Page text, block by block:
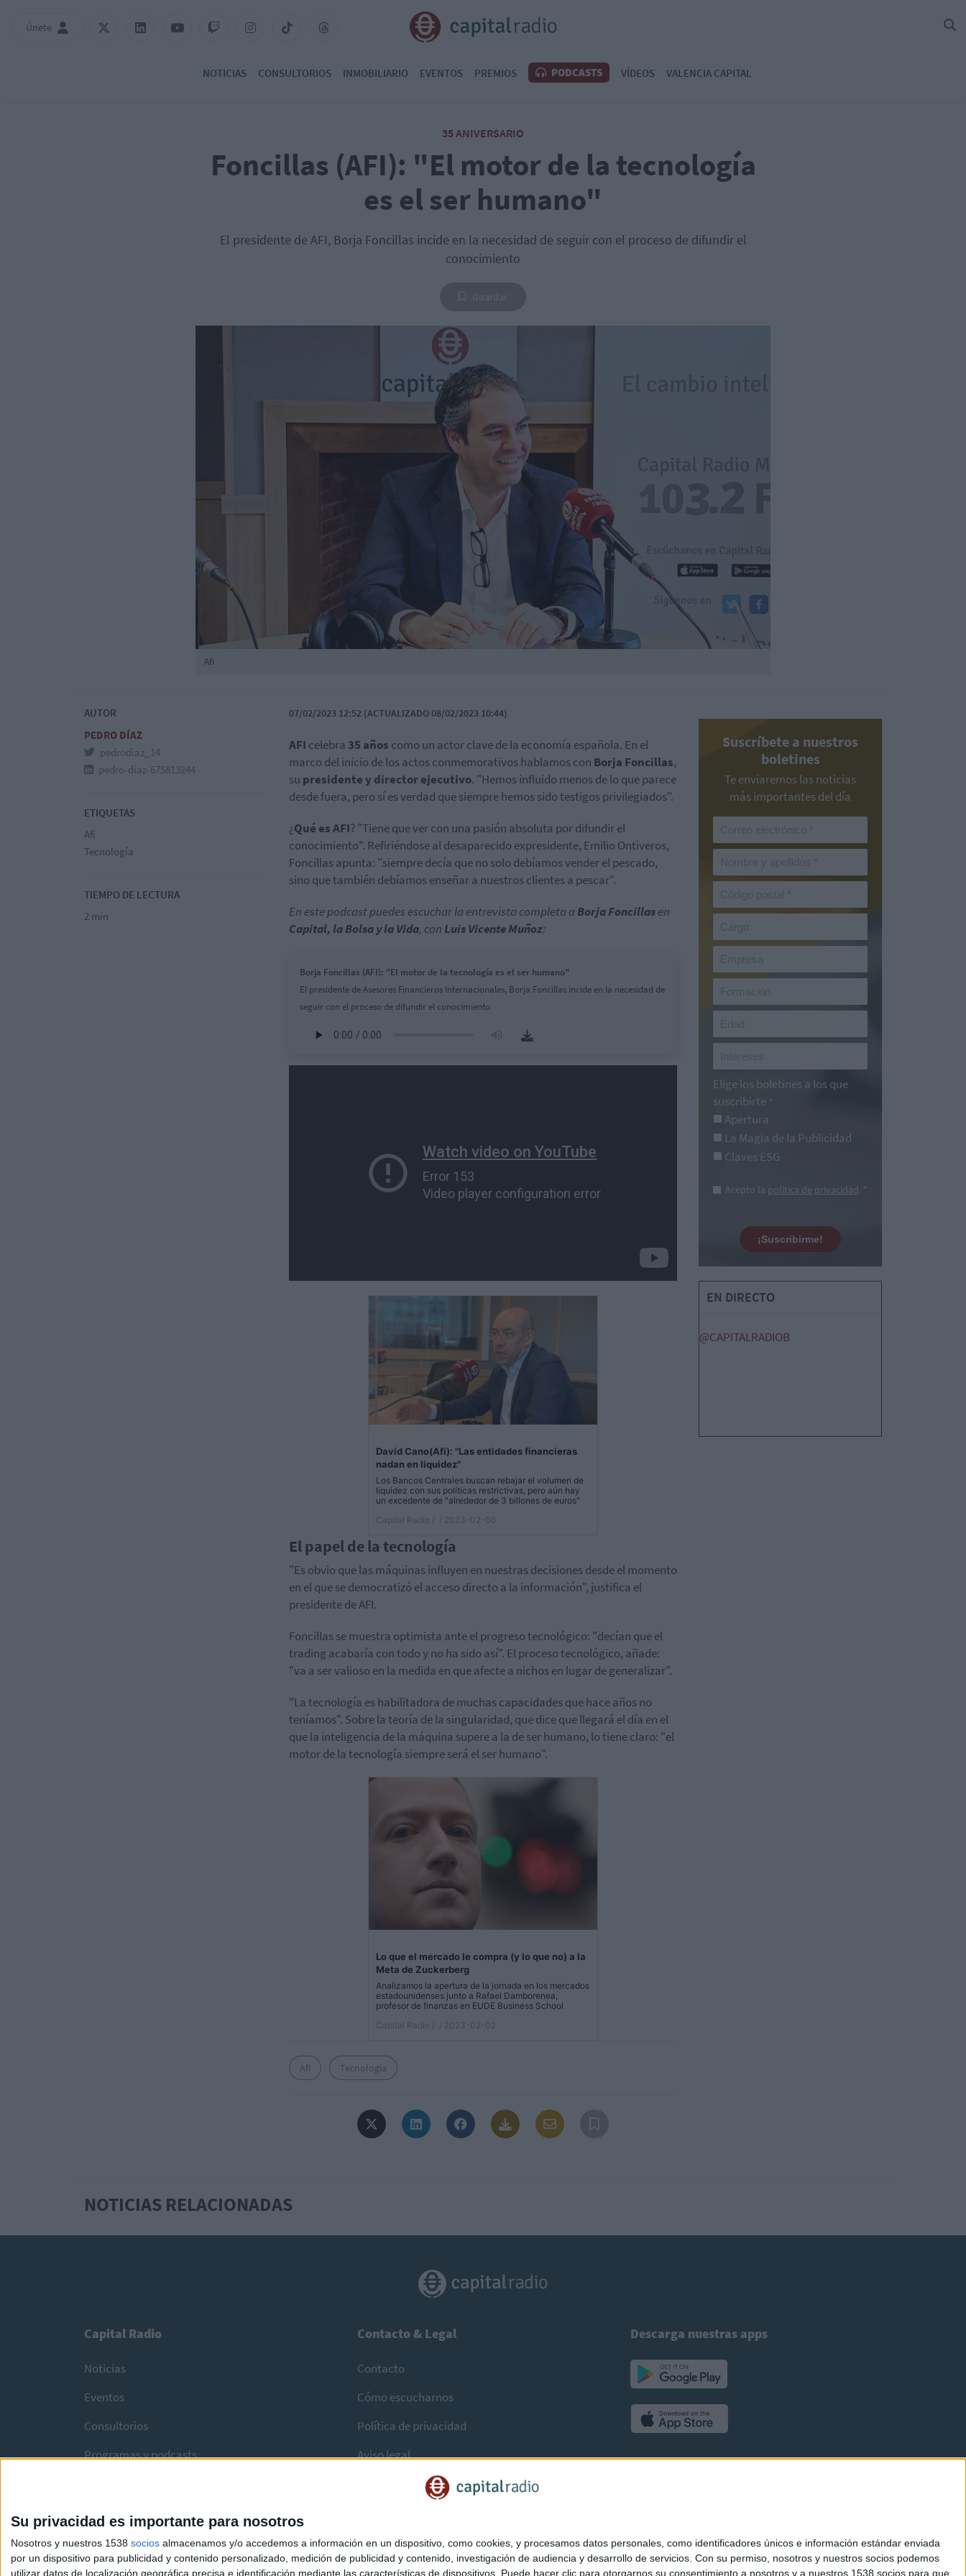
Su privacidad es importante para nosotros
Nosotros y nuestros 1538 socios almacenamos y/o accedemos a información en un dispositivo, como cookies, y procesamos datos personales, como identificadores únicos e información estándar enviada
por un dispositivo para publicidad y contenido personalizado, medición de publicidad y contenido, investigación de audiencia y desarrollo de servicios. Con su permiso, nosotros y nuestros socios podemos
utilizar datos de localización geográfica precisa e identificación mediante las características de dispositivos. Puede hacer clic para otorgarnos su consentimiento a nosotros y a nuestros 1538 socios para que
Únete
NOTICIAS CONSULTORIOS INMOBILIARIO EVENTOS PREMIOS PODCASTS VÍDEOS VALENCIA CAPITAL
35 ANIVERSARIO
Foncillas (AFI): "El motor de la tecnología
es el ser humano"
El presidente de AFI, Borja Foncillas incide en la necesidad de seguir con el proceso de difundir el
conocimiento
Afi
AUTOR
PEDRO DÍAZ
pedrodiaz_14
pedro-díaz-675813244
ETIQUETAS
Afi
Tecnología
TIEMPO DE LECTURA
2 min
07/02/2023 12:52 (ACTUALIZADO 08/02/2023 10:44)
AFI celebra 35 años como un actor clave de la economía española. En el
marco del inicio de los actos conmemorativos hablamos con Borja Foncillas,
su presidente y director ejecutivo. "Hemos influido menos de lo que parece
desde fuera, pero sí es verdad que siempre hemos sido testigos privilegiados".
¿Qué es AFI? "Tiene que ver con una pasión absoluta por difundir el
conocimiento". Refiriéndose al desaparecido expresidente, Emilio Ontiveros,
Foncillas apunta: "siempre decía que no solo debíamos vender el pescado,
sino que también debíamos enseñar a nuestros clientes a pescar".
En este podcast puedes escuchar la entrevista completa a Borja Foncillasen
Capital, la Bolsa y la Vida, con Luis Vicente Muñoz:
Borja Foncillas (AFI): "El motor de la tecnología es el ser humano"
El presidente de Asesores Financieros Internacionales, Borja Foncillas incide en la necesidad de
seguir con el proceso de difundir el conocimiento
David Cano(Afi): "Las entidades financieras
nadan en liquidez"
Los Bancos Centrales buscan rebajar el volumen de
liquidez con sus políticas restrictivas, pero aún hay
un excedente de "alrededor de 3 billones de euros"
Capital Radio /
/ 2023-02-06
El papel de la tecnología
"Es obvio que las máquinas influyen en nuestras decisiones desde el momento
en el que se democratizó el acceso directo a la información", justifica el
presidente de AFI.
Foncillas se muestra optimista ante el progreso tecnológico: "decían que el
trading acabaría con todo y no ha sido así". El proceso tecnológico, añade:
"va a ser valioso en la medida en que afecte a nichos en lugar de generalizar".
"La tecnología es habilitadora de muchas capacidades que hace años no
teníamos". Sobre la teoría de la singularidad, que dice que llegará el día en el
que la inteligencia de la máquina supere a la de ser humano, lo tiene claro: "el
motor de la tecnología siempre será el ser humano".
Lo que el mercado le compra (y lo que no) a la
Meta de Zuckerberg
Analizamos la apertura de la jornada en los mercados
estadounidenses junto a Rafael Damborenea,
profesor de finanzas en EUDE Business School
Capital Radio /
/ 2023-02-02
Afi Tecnología
Suscríbete a nuestros
boletines
Te enviaremos las noticias
más importantes del día
Elige los boletines a los que
suscribirte *
Apertura
La Magia de la Publicidad
Claves ESG
Acepto la política de privacidad. *
¡Suscribirme!
EN DIRECTO
@CAPITALRADIOB
NOTICIAS RELACIONADAS
Capital Radio
Noticias
Eventos
Consultorios
Programas y podcasts
Contacto & Legal
Contacto
Cómo escucharnos
Política de privacidad
Aviso legal
Descarga nuestras apps